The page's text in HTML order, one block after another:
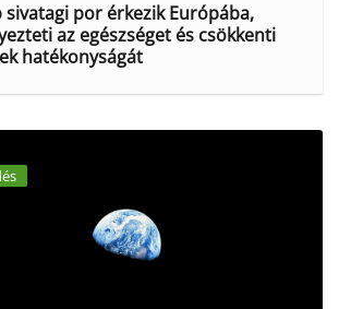
sivatagi por érkezik Európába,
az egészséget és csökkenti
hatékonyságát